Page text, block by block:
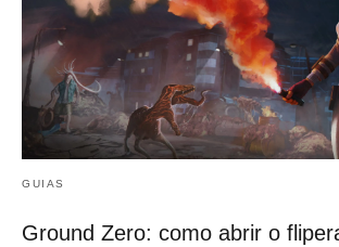
GUIAS
Ground Zero: como abrir o